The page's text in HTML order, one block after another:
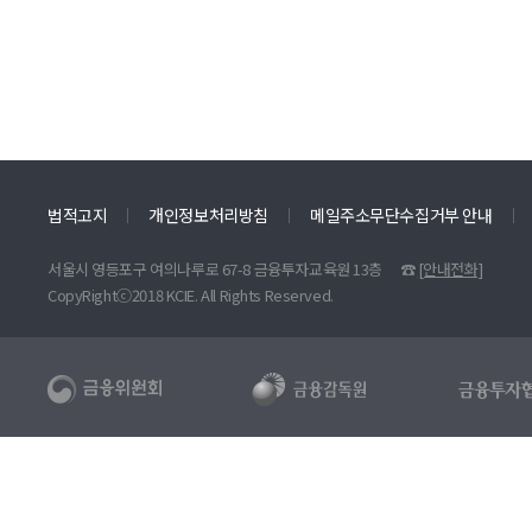
법적고지 개인정보처리방침 메일주소무단수집거부 안내
서울시 영등포구 여의나루로 67-8 금융투자교육원 13층 ☎ [안내전화]
CopyRightⓒ2018 KCIE. All Rights Reserved.